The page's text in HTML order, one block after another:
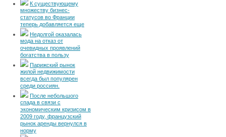
К существующему
множеству бизнес-
статусов во Франции
теперь добавляется еще
Недолгой оказалась
мода на отказ от
очевидных проявлений
богатства в пользу
Парижский рынок
жилой недвижимости
всегда был популярен
среди россиян.
После небольшого
спада в связи с
экономическим кризисом в
2009 году, французский
рынок аренды вернулся в
норму